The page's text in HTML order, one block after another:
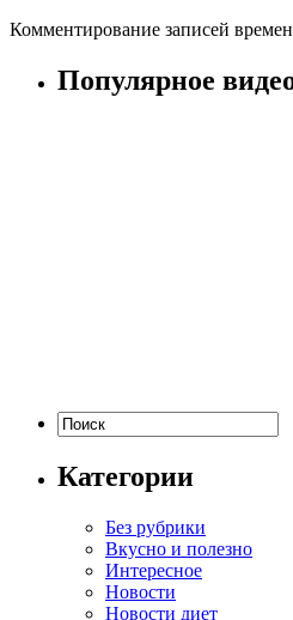
Комментирование записей
Популярное
Категории
Без рубрики
Вкусно и полезно
Интересное
Новости
Новости диет